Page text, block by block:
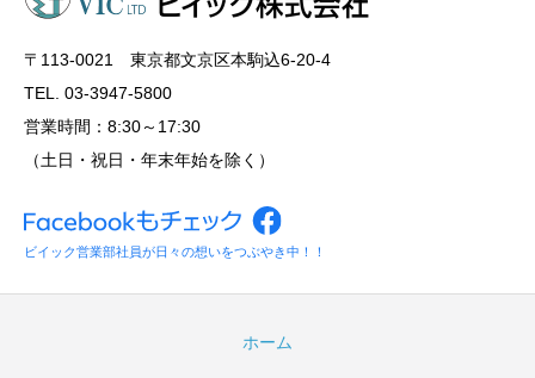
〒113‐0021 東京都文京区本駒込6-20-4
TEL. 03-3947-5800
営業時間：8:30～17:30
（土日・祝日・年末年始を除く）
ビイック営業部社員が日々の想いをつぶやき中！！
ホーム